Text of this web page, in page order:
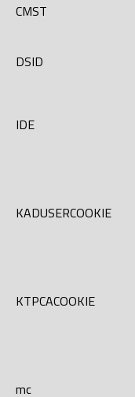
CMST
DSID
IDE
KADUSERCOOKIE
KTPCACOOKIE
mc